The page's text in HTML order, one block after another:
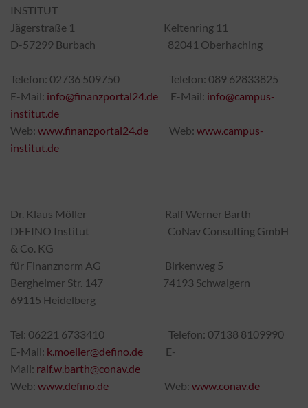
INSTITUT
Jägerstraße 1 Keltenring 11
D-57299 Burbach 82041 Oberhaching
Telefon: 02736 509750 Telefon: 089 62833825
E-Mail: info@finanzportal24.de E-Mail: info@campus-
institut.de
Web: www.finanzportal24.de Web: www.campus-
institut.de
Dr. Klaus Möller Ralf Werner Barth
DEFINO Institut CoNav Consulting GmbH
& Co. KG
für Finanznorm AG Birkenweg 5
Bergheimer Str. 147 74193 Schwaigern
69115 Heidelberg
Tel: 06221 6733410 Telefon: 07138 8109990
E-Mail: k.moeller@defino.de E-
Mail: ralf.w.barth@conav.de
Web: www.defino.de Web: www.conav.de